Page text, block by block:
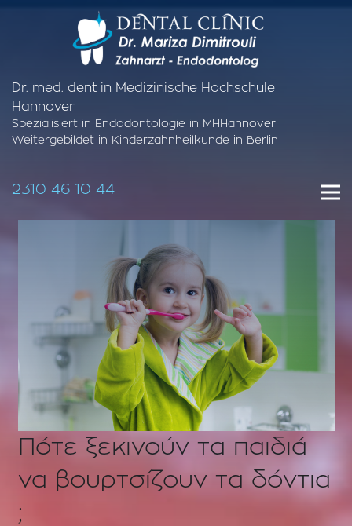
Dr. med. dent in Medizinische Hochschule
Hannover
Spezialisiert in Endodontologie in MHHannover
Weitergebildet in Kinderzahnheilkunde in Berlin
2310 46 10 44
Πότε ξεκινούν τα παιδιά
να βουρτσίζουν τα δόντια
;